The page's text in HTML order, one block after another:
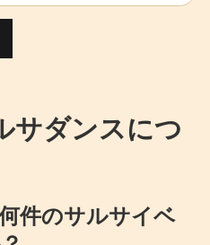
サダンスにつ
件のサルサイベ